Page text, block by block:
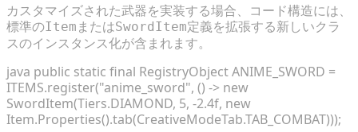
カスタマイズされた武器を実装する場合、コード構造には、
標準のItem またはSwordItem定義を拡張する新しいクラ
スのインスタンス化が含まれます。
java public static final RegistryObjectANIME_SWORD =
ITEMS.register("anime_sword", () -> new
SwordItem(Tiers.DIAMOND, 5, -2.4f, new
Item.Properties().tab(CreativeModeTab.TAB_COMBAT)));